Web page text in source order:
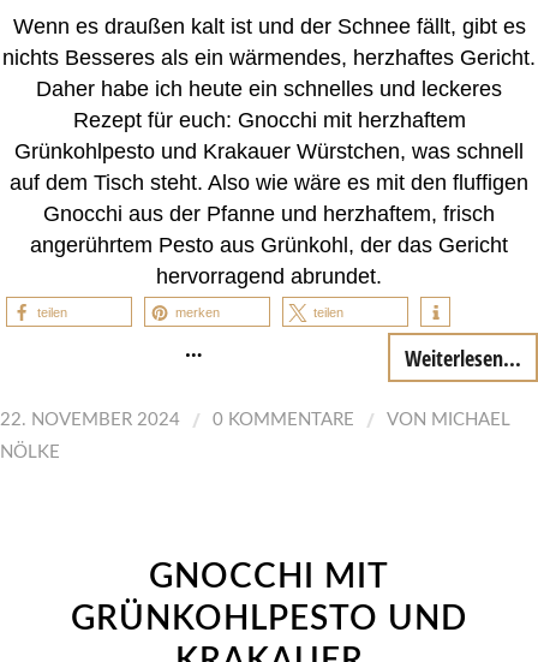
Wenn es draußen kalt ist und der Schnee fällt, gibt es
nichts Besseres als ein wärmendes, herzhaftes Gericht.
Daher habe ich heute ein schnelles und leckeres
Rezept für euch: Gnocchi mit herzhaftem
Grünkohlpesto und Krakauer Würstchen, was schnell
auf dem Tisch steht. Also wie wäre es mit den fluffigen
Gnocchi aus der Pfanne und herzhaftem, frisch
angerührtem Pesto aus Grünkohl, der das Gericht
hervorragend abrundet.
teilen merken teilen
… Weiterlesen...
22. NOVEMBER 2024 / 0 KOMMENTARE / VON MICHAEL
NÖLKE
GNOCCHI MIT
GRÜNKOHLPESTO UND